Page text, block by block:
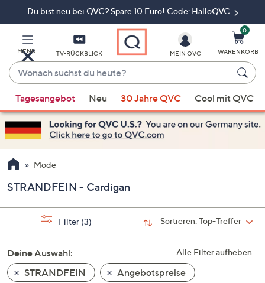
Du bist neu bei QVC? Spare 10 Euro! Code: HalloQVC
MENÜ TV-RÜCKBLICK
Wonach
suchst
du
heute?
Vorschläge
verfügbar
sind,
verwenden
Sie
Pfeiltasten
nach
und
nach
unten
oder
MEIN QVC
0
WARENKORB
Tagesangebot Neu 30 Jahre QVC Cool mit QVC
Mode
STRANDFEIN - Cardigan
Sortieren:Top-Treffer
Filter (3)
Alle Filter aufheben
Deine Auswahl:
STRANDFEIN
Angebotspreise